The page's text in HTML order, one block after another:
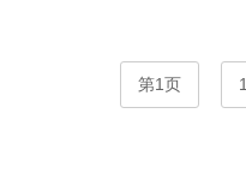
第1页 1